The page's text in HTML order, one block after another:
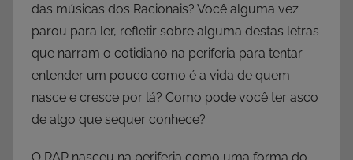
das músicas dos Racionais? Você alguma vez
parou para ler, refletir sobre alguma destas letras
que narram o cotidiano na periferia para tentar
entender um pouco como é a vida de quem
nasce e cresce por lá? Como pode você ter asco
de algo que sequer conhece?